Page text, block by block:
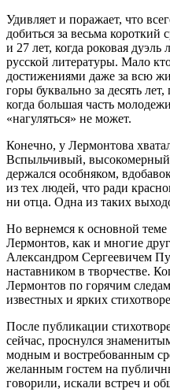
Удивляет и поражает, что
добиться за весьма
и 27 лет, когда роковая
русской литературы. Мало
достижениями даже за всю
горы буквально за десять
когда большая часть
«нагуляться» не может.
Конечно, у Лермонтова
Вспыльчивый,
держался особняком,
из тех людей, что ради
ни отца. Одна из таких
Но вернемся к основной теме
Лермонтов, как и многие
Александром Сергеевичем
наставником в творчестве.
Лермонтов по горячим
известных и ярких
После публикации
сейчас, проснулся
модным и востребованным
желанным гостем на
говорили, искали встреч и